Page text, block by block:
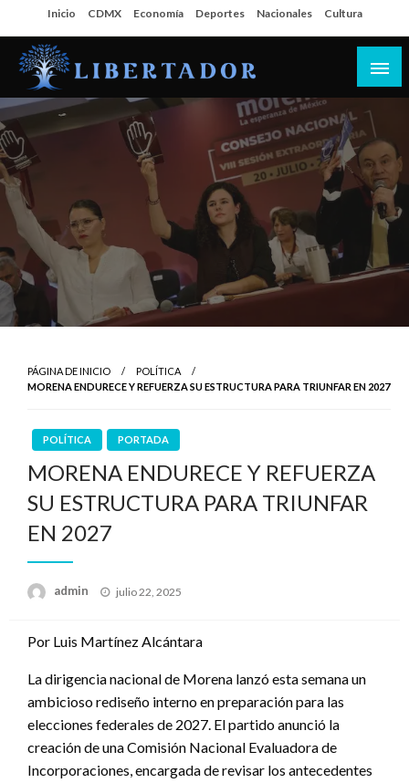
al
contenido
Inicio CDMX Economía Deportes Nacionales Cultura
Libertador MX
PÁGINA DE INICIO
POLÍTICA
MORENA ENDURECE Y REFUERZA SU ESTRUCTURA PARA TRIUNFAR EN 2027
POLÍTICA PORTADA
MORENA ENDURECE Y REFUERZA
SU ESTRUCTURA PARA TRIUNFAR
EN 2027
admin
Publicado
julio 22, 2025
Por Luis Martínez Alcántara
La dirigencia nacional de Morena lanzó esta semana un
ambicioso rediseño interno en preparación para las
elecciones federales de 2027. El partido anunció la
creación de una Comisión Nacional Evaluadora de
Incorporaciones, encargada de revisar los antecedentes